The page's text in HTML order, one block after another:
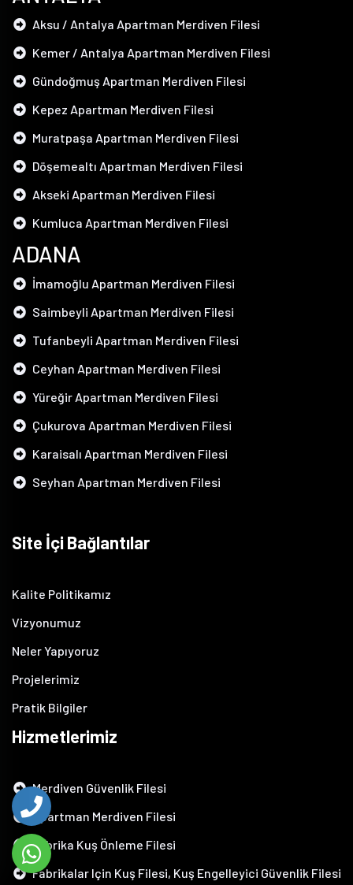
Aksu / Antalya Apartman Merdiven Filesi
Kemer / Antalya Apartman Merdiven Filesi
Gündoğmuş Apartman Merdiven Filesi
Kepez Apartman Merdiven Filesi
Muratpaşa Apartman Merdiven Filesi
Döşemealtı Apartman Merdiven Filesi
Akseki Apartman Merdiven Filesi
Kumluca Apartman Merdiven Filesi
ADANA
İmamoğlu Apartman Merdiven Filesi
Saimbeyli Apartman Merdiven Filesi
Tufanbeyli Apartman Merdiven Filesi
Ceyhan Apartman Merdiven Filesi
Yüreğir Apartman Merdiven Filesi
Çukurova Apartman Merdiven Filesi
Karaisalı Apartman Merdiven Filesi
Seyhan Apartman Merdiven Filesi
Site İçi Bağlantılar
Kalite Politikamız
Vizyonumuz
Neler Yapıyoruz
Projelerimiz
Pratik Bilgiler
Hizmetlerimiz
Merdiven Güvenlik Filesi
Apartman Merdiven Filesi
Fabrika Kuş Önleme Filesi
Fabrikalar Için Kuş Filesi, Kuş Engelleyici Güvenlik Filesi